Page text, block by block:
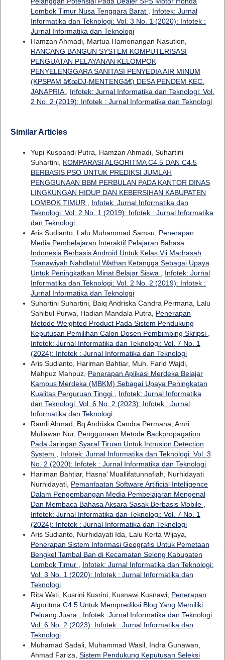
Lombok Timur Nusa Tenggara Barat
Infotek: Jurnal
Informatika dan Teknologi: Vol. 3 No. 1 (2020): Infotek :
Jurnal Informatika dan Teknologi
Hamzan Ahmadi, Martua Hamonangan Nasution,
RANCANG BANGUN SYSTEM KOMPUTERISASI
PENGUATAN PELAYANAN KELOMPOK
PENYELENGGARA SANITASI PENYEDIA AIR MINUM
(KPSPAM â€œDJ-MENTENGâ€) DESA PENDEM KEC.
JANAPRIA
Infotek: Jurnal Informatika dan Teknologi: Vol.
2 No. 2 (2019): Infotek : Jurnal Informatika dan Teknologi
Similar Articles
Yupi Kuspandi Putra, Hamzan Ahmadi, Suhartini
Suhartini, KOMPARASI ALGORITMA C4.5 DAN C4.5
BERBASIS PSO UNTUK PREDIKSI JUMLAH
PENGGUNAAN BBM PERBULAN PADA KANTOR DINAS
LINGKUNGAN HIDUP DAN KEBERSIHAN KABUPATEN
LOMBOK TIMUR
Infotek: Jurnal Informatika dan
Teknologi: Vol. 2 No. 1 (2019): Infotek : Jurnal Informatika
dan Teknologi
Aris Sudianto, Lalu Muhammad Samsu, Penerapan
Media Pembelajaran Interaktif Pelajaran Bahasa
Indonesia Berbasis Android Untuk Kelas Vii Madrasah
Tsanawiyah Nahdlatul Wathan Ketangga Sebagai Upaya
Untuk Peningkatkan Minat Belajar Siswa
Infotek: Jurnal
Informatika dan Teknologi: Vol. 2 No. 2 (2019): Infotek :
Jurnal Informatika dan Teknologi
Suhartini Suhartini, Baiq Andriska Candra Permana, Lalu
Sahibul Purwa, Hadian Mandala Putra, Penerapan
Metode Weighted Product Pada Sistem Pendukung
Keputusan Pemilihan Calon Dosen Pembimbing Skripsi
Infotek: Jurnal Informatika dan Teknologi: Vol. 7 No. 1
(2024): Infotek : Jurnal Informatika dan Teknologi
Aris Sudianto, Hariman Bahtiar, Muh. Farid Wajdi,
Mahpuz Mahpuz, Penerapan Aplikasi Merdeka Belajar
Kampus Merdeka (MBKM) Sebagai Upaya Peningkatan
Kualitas Perguruan Tinggi
Infotek: Jurnal Informatika
dan Teknologi: Vol. 6 No. 2 (2023): Infotek : Jurnal
Informatika dan Teknologi
Ramli Ahmad, Bq Andriska Candra Permana, Amri
Muliawan Nur, Penggunaan Metode Backpropagation
Pada Jaringan Syaraf Tiruan Untuk Intrusion Detection
System
Infotek: Jurnal Informatika dan Teknologi: Vol. 3
No. 2 (2020): Infotek : Jurnal Informatika dan Teknologi
Hariman Bahtiar, Hasna’ Muallifatunnafiah, Nurhidayati
Nurhidayati, Pemanfaatan Software Artificial Intelligence
Dalam Pengembangan Media Pembelajaran Mengenal
Dan Membaca Bahasa Aksara Sasak Berbasis Mobile
Infotek: Jurnal Informatika dan Teknologi: Vol. 7 No. 1
(2024): Infotek : Jurnal Informatika dan Teknologi
Aris Sudianto, Nurhidayati Ida, Lalu Kerta Wijaya,
Penerapan Sistem Informasi Geografis Untuk Pemetaan
Bengkel Tambal Ban di Kecamatan Selong Kabupaten
Lombok Timur
Infotek: Jurnal Informatika dan Teknologi:
Vol. 3 No. 1 (2020): Infotek : Jurnal Informatika dan
Teknologi
Rita Wati, Kusrini Kusrini, Kusnawi Kusnawi, Penerapan
Algoritma C4.5 Untuk Memprediksi Blog Yang Memiliki
Peluang Juara
Infotek: Jurnal Informatika dan Teknologi:
Vol. 6 No. 2 (2023): Infotek : Jurnal Informatika dan
Teknologi
Muhamad Sadali, Muhammad Wasil, Indra Gunawan,
Ahmad Fariza, Sistem Pendukung Keputusan Seleksi